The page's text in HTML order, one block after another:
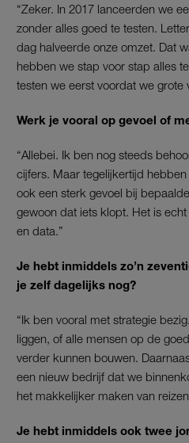
“Zeker. In 2017 lanceerden we
zonder alles goed te testen.
dag halveerde onze omzet. Dat
hebben we stap voor stap alles
testen we eerst voordat we grote
Werk je vooral op gevoel of
“Allebei. Ik ben nog steeds
cijfers. Maar tegelijkertijd
ook een sterk gevoel bij
gewoon dat iets klopt. Het is
en data.”
Je hebt inmiddels zo’n
je zelf dagelijks nog?
“Ik ben vooral met strategie
liggen, of alle mensen op de
verder kunnen bouwen.
een nieuw bedrijf dat we
het makkelijker maken van
Je hebt inmiddels ook twee